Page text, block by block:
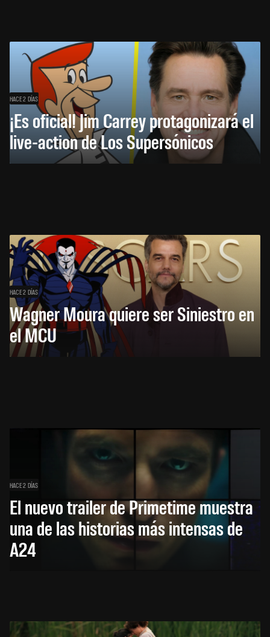
HACE 2 DÍAS
¡Es oficial! Jim Carrey protagonizará el
live-action de Los Supersónicos
HACE 2 DÍAS
Wagner Moura quiere ser Siniestro en
el MCU
HACE 2 DÍAS
El nuevo trailer de Primetime muestra
una de las historias más intensas de
A24